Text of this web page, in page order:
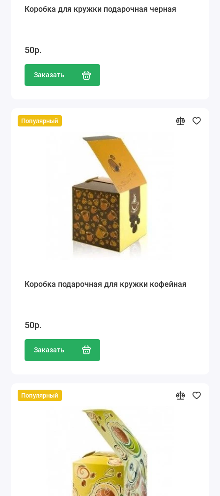
Коробка для кружки подарочная черная
50р.
Заказать
Популярный
Коробка подарочная для кружки кофейная
50р.
Заказать
Популярный